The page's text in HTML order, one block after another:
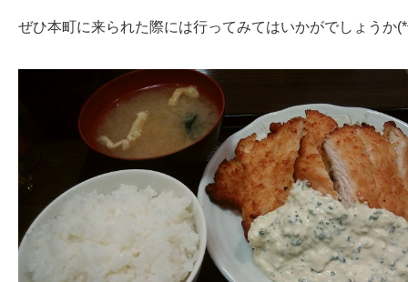
ぜひ本町に来られた際には行ってみてはいかがでしょうか